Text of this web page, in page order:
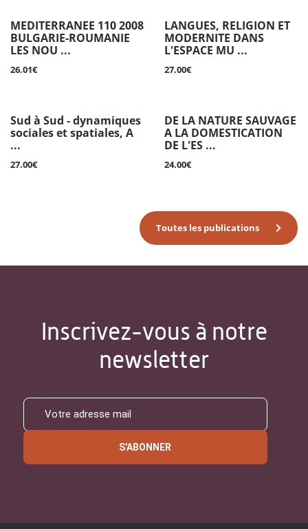
MEDITERRANEE 110 2008
BULGARIE-ROUMANIE
LES NOU ...
26.01€
LANGUES, RELIGION ET
MODERNITE DANS
L'ESPACE MU ...
27.00€
Sud à Sud - dynamiques
sociales et spatiales, A
...
27.00€
DE LA NATURE SAUVAGE
A LA DOMESTICATION
DE L'ES ...
24.00€
Toutes les publications
Inscrivez-vous à notre
newsletter
S'ABONNER